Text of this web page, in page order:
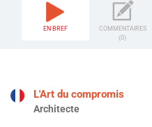
EN BREF
COMMENTAIRES
(0)
L'Art du compromis
Architecte